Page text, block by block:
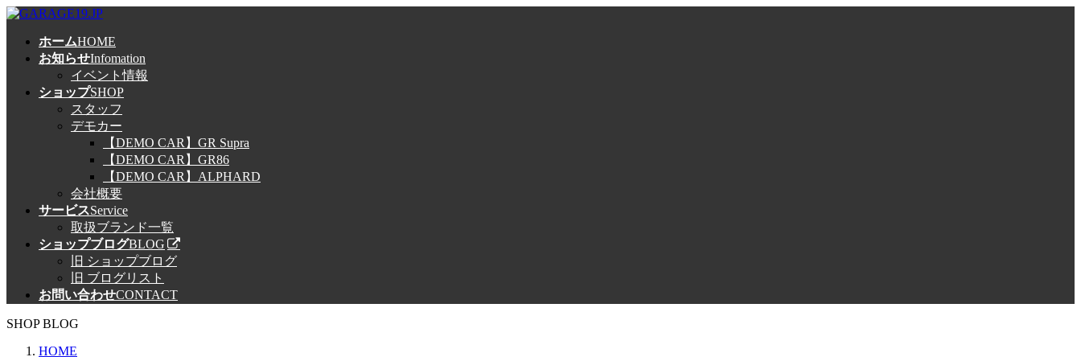
コ
ナ
ホームHOME
お知らせInfomation
イベント情報
ショップSHOP
スタッフ
デモカー
【DEMO CAR】GR Supra
【DEMO CAR】GR86
【DEMO CAR】ALPHARD
会社概要
サービスService
取扱ブランド一覧
ショップブログBLOG
旧 ショップブログ
旧 ブログリスト
お問い合わせCONTACT
SHOP BLOG
HOME